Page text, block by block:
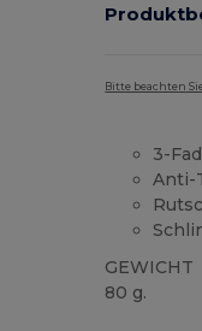
Bitte beachten
3-
Anti-
GEWICHT
80 g.